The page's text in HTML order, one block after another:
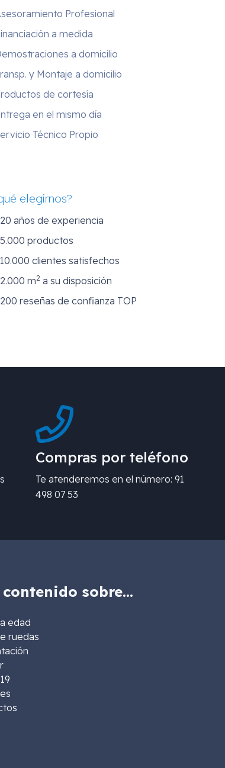
Profesional
a medida
a domicilio
y Montaje a domicilio
de cortesía
en el mismo día
Técnico Propio
elegirnos?
años de experiencia
productos
clientes satisfechos
m2 a su disposición
reseñas de confianza TOP
Compras por teléfono
Te atenderemos en el número: 91
498 07 53
contenido sobre…
edad
ruedas